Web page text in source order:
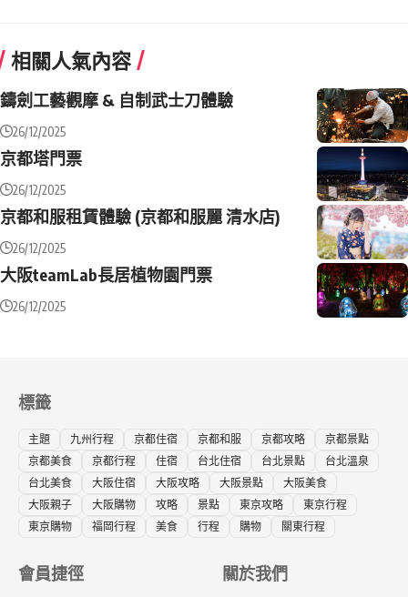
相關人氣內容
鑄劍工藝觀摩 & 自制武士刀體驗
26/12/2025
京都塔門票
26/12/2025
京都和服租賃體驗 (京都和服麗 清水店)
26/12/2025
大阪teamLab長居植物園門票
26/12/2025
標籤
主題 九州行程 京都住宿 京都和服 京都攻略
京都景點
京都美食
京都行程 住宿 台北住宿 台北景點
台北溫泉
台北美食
大阪住宿 大阪攻略 大阪景點
大阪美食
大阪親子
大阪購物 攻略 景點 東京攻略
東京行程
東京購物
福岡行程 美食 行程 購物 關東行程
會員捷徑 關於我們